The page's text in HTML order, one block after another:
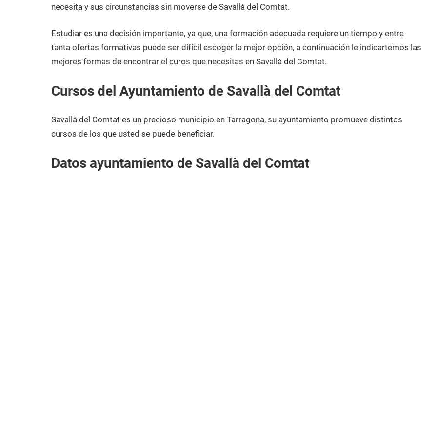
noviembre
2020
Tarragona
necesita y sus circunstancias sin moverse de Savallà del Comtat.
Estudiar es una decisión importante, ya que, una formación adecuada requiere un tiempo y entre
tanta ofertas formativas puede ser difícil escoger la mejor opción, a continuación le indicartemos las
mejores formas de encontrar el curos que necesitas en Savallà del Comtat.
Cursos del Ayuntamiento de Savallà del Comtat
Savallà del Comtat es un precioso municipio en Tarragona, su ayuntamiento promueve distintos
cursos de los que usted se puede beneficiar.
Datos ayuntamiento de Savallà del Comtat